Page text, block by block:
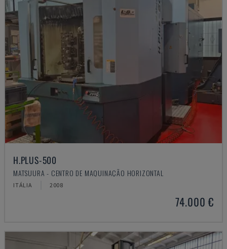
H.PLUS-500
MATSUURA - CENTRO DE MAQUINAÇÃO HORIZONTAL
ITÁLIA 2008
74.000 €